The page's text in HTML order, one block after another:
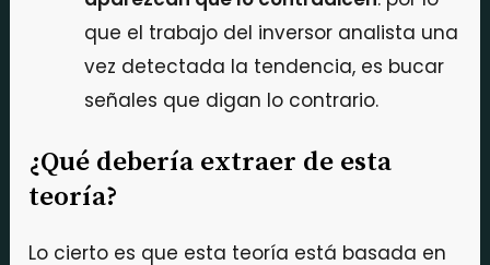
que el trabajo del inversor analista una
vez detectada la tendencia, es bucar
señales que digan lo contrario.
¿Qué debería extraer de esta
teoría?
Lo cierto es que esta teoría está basada en